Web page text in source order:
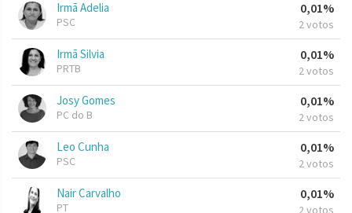
Irmã Adelia
PSC
0,01%
2 votos
Irmã Silvia
PRTB
0,01%
2 votos
Josy Gomes
PC do B
0,01%
2 votos
Leo Cunha
PSC
0,01%
2 votos
Nair Carvalho
PT
0,01%
2 votos